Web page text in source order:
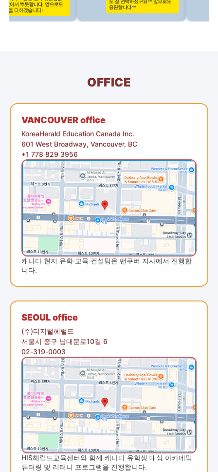
OFFICE
VANCOUVER office
KoreaHerald Education Canada Inc.
601 West Broadway, Vancouver, BC
+1 778 829 3956
캐나다 현지 유학·교육 컨설팅은 밴쿠버 지사에서 진행합
니다.
SEOUL office
(주)디지털헤럴드
서울시 중구 남대문로10길 6
02-319-0003
HIS헤럴드교육센터와 함께 캐나다 유학생 대상 아카데믹
튜터링 및 리터니 프로그램을 진행합니다.